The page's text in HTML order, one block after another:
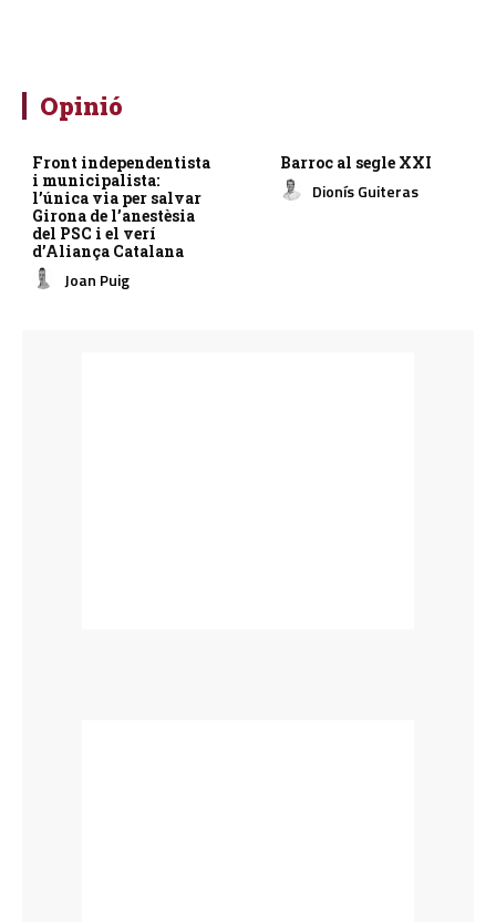
Opinió
Front independentista
i municipalista:
l’única via per salvar
Girona de l’anestèsia
del PSC i el verí
d’Aliança Catalana
Joan Puig
Barroc al segle XXI
Dionís Guiteras